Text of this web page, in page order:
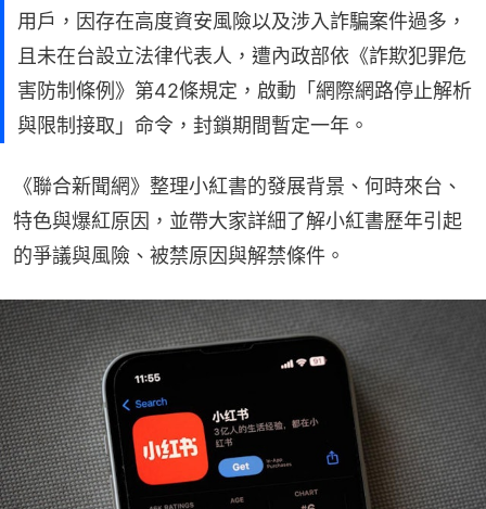
用戶，因存在高度資安風險以及涉入詐騙案件過多，
且未在台設立法律代表人，遭內政部依《詐欺犯罪危
害防制條例》第42條規定，啟動「網際網路停止解析
與限制接取」命令，封鎖期間暫定一年。
《聯合新聞網》整理小紅書的發展背景、何時來台、
特色與爆紅原因，並帶大家詳細了解小紅書歷年引起
的爭議與風險、被禁原因與解禁條件。